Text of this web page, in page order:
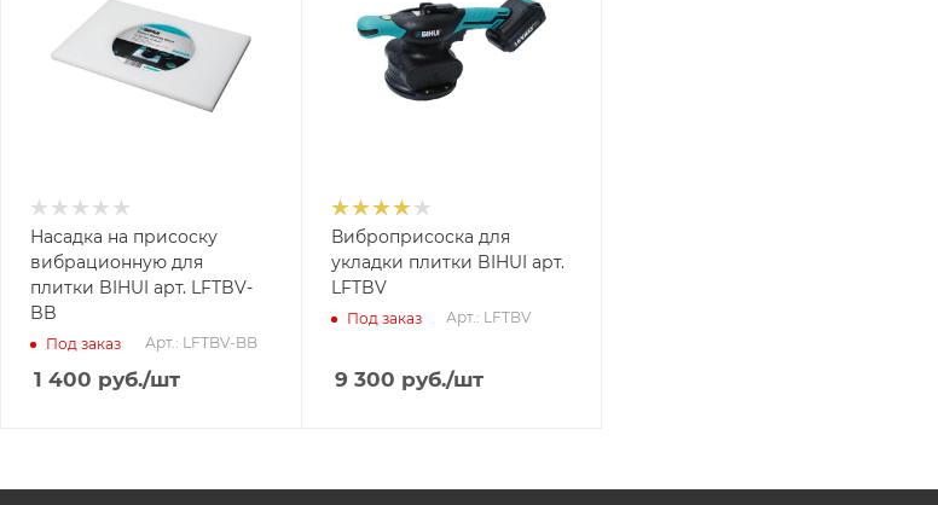
Насадка на присоску
вибрационную для
плитки BIHUI арт. LFTBV-
BB
Под заказ Арт.: LFTBV-BB
1 400 руб./шт
Виброприсоска для
укладки плитки BIHUI арт.
LFTBV
Под заказ Арт.: LFTBV
9 300 руб./шт